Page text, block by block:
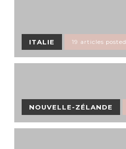
ITALIE 19 articles posted
NOUVELLE-ZÉLANDE